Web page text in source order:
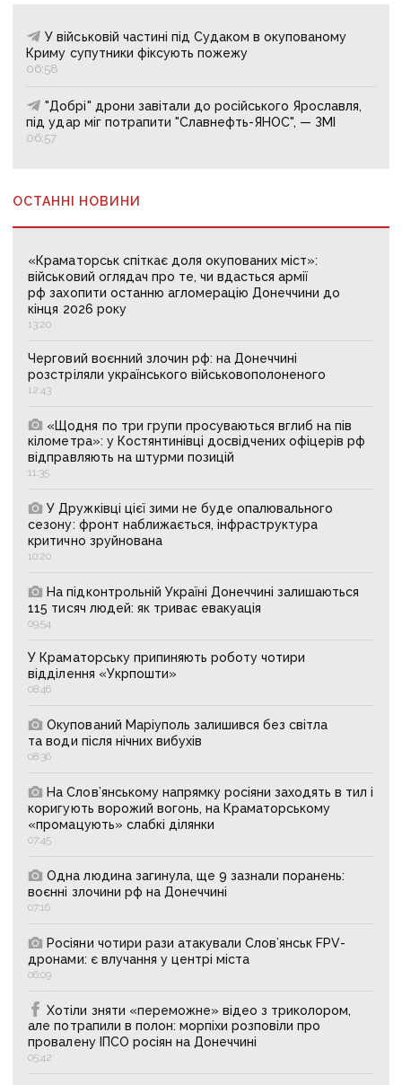
У військовій частині під Судаком в окупованому
Криму супутники фіксують пожежу
06:58
"Добрі" дрони завітали до російського Ярославля,
під удар міг потрапити "Славнефть-ЯНОС", — ЗМІ
06:57
ОСТАННІ НОВИНИ
«Краматорськ спіткає доля окупованих міст»:
військовий оглядач про те, чи вдасться армії
рф захопити останню агломерацію Донеччини до
кінця 2026 року
13:20
Черговий воєнний злочин рф: на Донеччині
розстріляли українського військовополоненого
12:43
«Щодня по три групи просуваються вглиб на пів
кілометра»: у Костянтинівці досвідчених офіцерів рф
відправляють на штурми позицій
11:35
У Дружківці цієї зими не буде опалювального
сезону: фронт наближається, інфраструктура
критично зруйнована
10:20
На підконтрольній Україні Донеччині залишаються
115 тисяч людей: як триває евакуація
09:54
У Краматорську припиняють роботу чотири
відділення «Укрпошти»
08:46
Окупований Маріуполь залишився без світла
та води після нічних вибухів
08:36
На Слов’янському напрямку росіяни заходять в тил і
коригують ворожий вогонь, на Краматорському
«промацують» слабкі ділянки
07:45
Одна людина загинула, ще 9 зазнали поранень:
воєнні злочини рф на Донеччині
07:16
Росіяни чотири рази атакували Слов’янськ FPV-
дронами: є влучання у центрі міста
06:09
Хотіли зняти «переможне» відео з триколором,
але потрапили в полон: морпіхи розповіли про
провалену ІПСО росіян на Донеччині
05:42